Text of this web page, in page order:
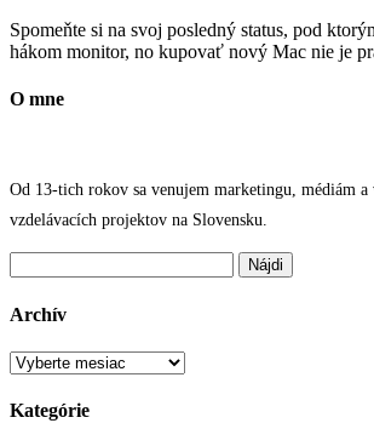
Spomeňte si na svoj posledný status, pod
hákom monitor, no kupovať nový Mac nie je
O mne
Od 13-tich rokov sa venujem marketingu, médiám
vzdelávacích projektov na Slovensku.
Archív
Archív
Kategórie